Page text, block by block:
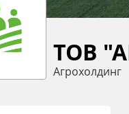
ТОВ
Агрохолдинг